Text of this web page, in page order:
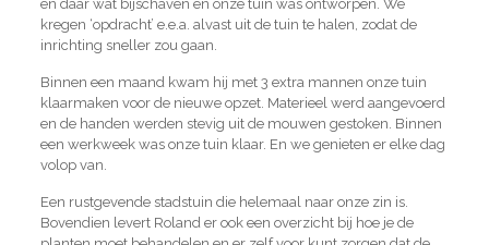
en daar wat bijschaven en onze tuin was ontworpen. We
kregen ‘opdracht’ e.e.a. alvast uit de tuin te halen, zodat de
inrichting sneller zou gaan.
Binnen een maand kwam hij met 3 extra mannen onze tuin
klaarmaken voor de nieuwe opzet. Materieel werd aangevoerd
en de handen werden stevig uit de mouwen gestoken. Binnen
een werkweek was onze tuin klaar. En we genieten er elke dag
volop van.
Een rustgevende stadstuin die helemaal naar onze zin is.
Bovendien levert Roland er ook een overzicht bij hoe je de